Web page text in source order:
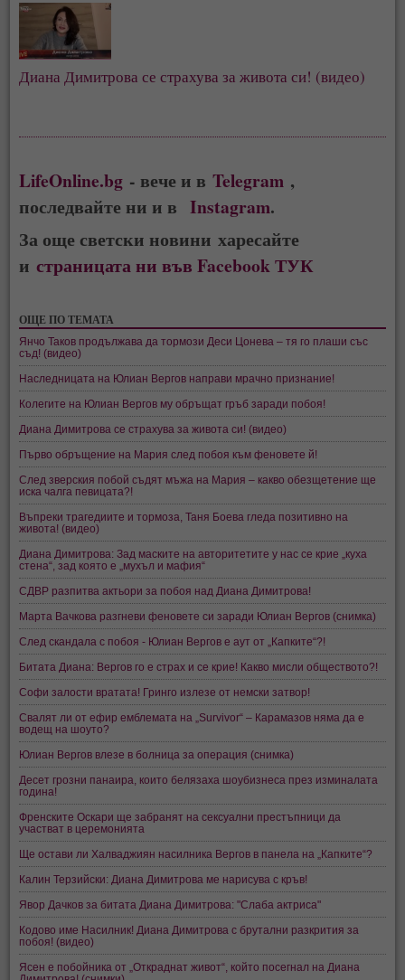
Диана Димитрова се страхува за живота си! (видео)
LifeOnline.bg - вече и вTelegram ,
последвайте ни и вInstagram.
За още светски новини харесайте
истраницата ни във Facebook ТУК
ОЩЕ ПО ТЕМАТА
Янчо Таков продължава да тормози Деси Цонева – тя го плаши със
съд! (видео)
Наследницата на Юлиан Вергов направи мрачно признание!
Колегите на Юлиан Вергов му обръщат гръб заради побоя!
Диана Димитрова се страхува за живота си! (видео)
Първо обръщение на Мария след побоя към феновете й!
След зверския побой съдят мъжа на Мария – какво обезщетение ще
иска чалга певицата?!
Въпреки трагедиите и тормоза, Таня Боева гледа позитивно на
живота! (видео)
Диана Димитрова: Зад маските на авторитетите у нас се крие „куха
стена“, зад която е „мухъл и мафия“
СДВР разпитва актьори за побоя над Диана Димитрова!
Марта Вачкова разгневи феновете си заради Юлиан Вергов (снимка)
След скандала с побоя - Юлиан Вергов е аут от „Капките“?!
Битата Диана: Вергов го е страх и се крие! Какво мисли обществото?!
Софи залости вратата! Гринго излезе от немски затвор!
Свалят ли от ефир емблемата на „Survivor“ – Карамазов няма да е
водещ на шоуто?
Юлиан Вергов влезе в болница за операция (снимка)
Десет грозни панаира, които белязаха шоубизнеса през изминалата
година!
Френските Оскари ще забранят на сексуални престъпници да
участват в церемонията
Ще остави ли Халваджиян насилника Вергов в панела на „Капките“?
Калин Терзийски: Диана Димитрова ме нарисува с кръв!
Явор Дачков за битата Диана Димитрова: "Слаба актриса"
Кодово име Насилник! Диана Димитрова с брутални разкрития за
побоя! (видео)
Ясен е побойника от „Откраднат живот“, който посегнал на Диана